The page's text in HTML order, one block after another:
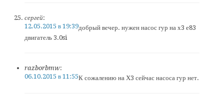
сергей:
12.05.2015 в 19:39добрый вечер. нужен насос гур на х3 е83
двигатель 3.0si
razborbmw:
06.10.2015 в 11:55К сожалению на Х3 сейчас насоса гур нет.